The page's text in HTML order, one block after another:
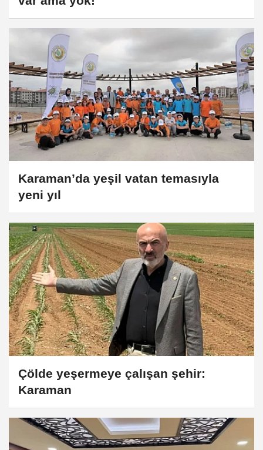
Karaman’da yeşil vatan temasıyla
yeni yıl
Çölde yeşermeye çalışan şehir:
Karaman